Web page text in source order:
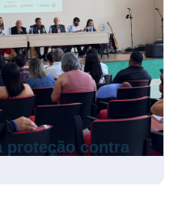
proteção contra